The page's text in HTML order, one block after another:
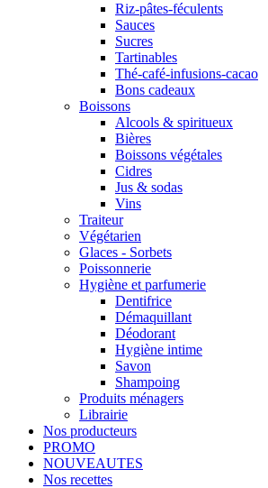
Riz-pâtes-féculents
Sauces
Sucres
Tartinables
Thé-café-infusions-cacao
Bons cadeaux
Boissons
Alcools & spiritueux
Bières
Boissons végétales
Cidres
Jus & sodas
Vins
Traiteur
Végétarien
Glaces - Sorbets
Poissonnerie
Hygiène et parfumerie
Dentifrice
Démaquillant
Déodorant
Hygiène intime
Savon
Shampoing
Produits ménagers
Librairie
Nos producteurs
PROMO
NOUVEAUTES
Nos recettes